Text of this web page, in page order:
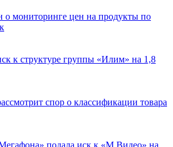
о мониторинге цен на продукты по
к структуре группы «Илим» на 1,8
спор о классификации товара